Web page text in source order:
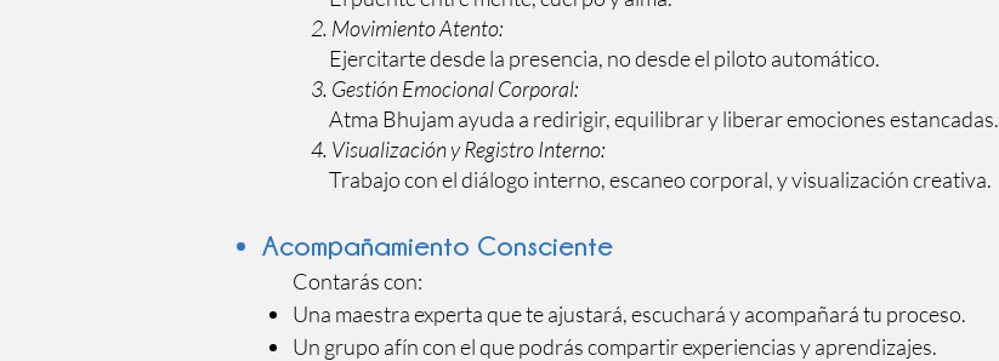
2. Movimiento Atento:
Ejercitarte desde la presencia, no desde el piloto automático.
3. Gestión Emocional Corporal:
Atma Bhujam ayuda a redirigir, equilibrar y liberar emociones estancadas.
4. Visualización y Registro Interno:
Trabajo con el diálogo interno, escaneo corporal, y visualización creativa.
Acompañamiento Consciente
Contarás con:
Una maestra experta que te ajustará, escuchará y acompañará tu proceso.
Un grupo afín con el que podrás compartir experiencias y aprendizajes.